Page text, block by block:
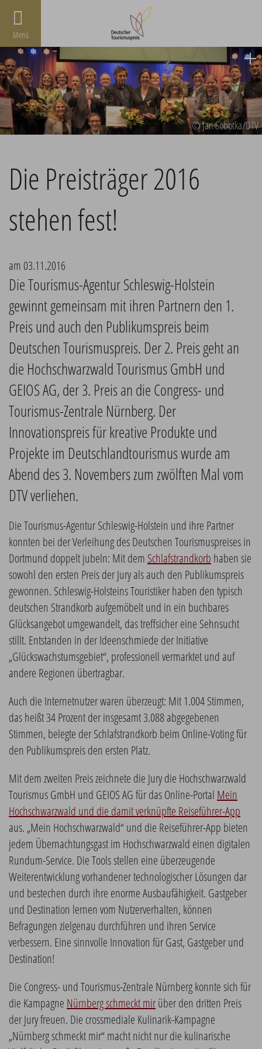
Menü
© Jan Sobotka/DTV
Die Preisträger 2016
stehen fest!
am 03.11.2016
Die Tourismus-Agentur Schleswig-Holstein
gewinnt gemeinsam mit ihren Partnern den 1.
Preis und auch den Publikumspreis beim
Deutschen Tourismuspreis. Der 2. Preis geht an
die Hochschwarzwald Tourismus GmbH und
GEIOS AG, der 3. Preis an die Congress- und
Tourismus-Zentrale Nürnberg. Der
Innovationspreis für kreative Produkte und
Projekte im Deutschlandtourismus wurde am
Abend des 3. Novembers zum zwölften Mal vom
DTV verliehen.
Die Tourismus-Agentur Schleswig-Holstein und ihre Partner
konnten bei der Verleihung des Deutschen Tourismuspreises in
Dortmund doppelt jubeln: Mit dem Schlafstrandkorb haben sie
sowohl den ersten Preis der Jury als auch den Publikumspreis
gewonnen. Schleswig-Holsteins Touristiker haben den typisch
deutschen Strandkorb aufgemöbelt und in ein buchbares
Glücksangebot umgewandelt, das treffsicher eine Sehnsucht
stillt. Entstanden in der Ideenschmiede der Initiative
„Glückswachstumsgebiet“, professionell vermarktet und auf
andere Regionen übertragbar.
Auch die Internetnutzer waren überzeugt: Mit 1.004 Stimmen,
das heißt 34 Prozent der insgesamt 3.088 abgegebenen
Stimmen, belegte der Schlafstrandkorb beim Online-Voting für
den Publikumspreis den ersten Platz.
Mit dem zweiten Preis zeichnete die Jury die Hochschwarzwald
Tourismus GmbH und GEIOS AG für das Online-Portal Mein
Hochschwarzwald und die damit verknüpfte Reiseführer-App
aus. „Mein Hochschwarzwald“ und die Reiseführer-App bieten
jedem Übernachtungsgast im Hochschwarzwald einen digitalen
Rundum-Service. Die Tools stellen eine überzeugende
Weiterentwicklung vorhandener technologischer Lösungen dar
und bestechen durch ihre enorme Ausbaufähigkeit. Gastgeber
und Destination lernen vom Nutzerverhalten, können
Befragungen zielgenau durchführen und ihren Service
verbessern. Eine sinnvolle Innovation für Gast, Gastgeber und
Destination!
Die Congress- und Tourismus-Zentrale Nürnberg konnte sich für
die Kampagne Nürnberg schmeckt mirüber den dritten Preis
der Jury freuen. Die crossmediale Kulinarik-Kampagne
„Nürnberg schmeckt mir“ macht nicht nur die kulinarische